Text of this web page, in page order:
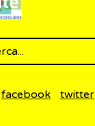
facebook twitter